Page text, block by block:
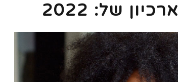
ארכיון של: 2022